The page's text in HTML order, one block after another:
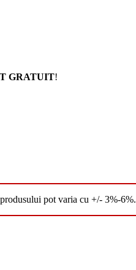
GRATUIT!
pot varia cu +/- 3%-6%.